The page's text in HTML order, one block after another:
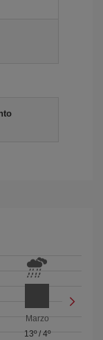
Marzo
13º/ 4º